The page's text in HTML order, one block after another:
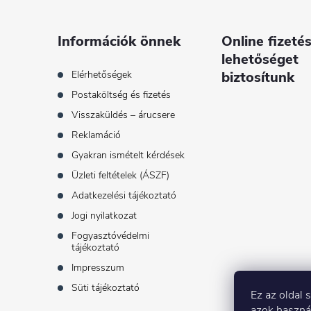
Ez az oldal
Információk önnek
Elérhetőségek
Postaköltség és fizetés
Visszaküldés – árucsere
Reklamáció
Gyakran ismételt kérdések
Üzleti feltételek (ÁSZF)
Adatkezelési tájékoztató
Jogi nyilatkozat
Fogyasztóvédelmi
tájékoztató
Impresszum
Süti tájékoztató
Online
lehetőséget
biztosítunk